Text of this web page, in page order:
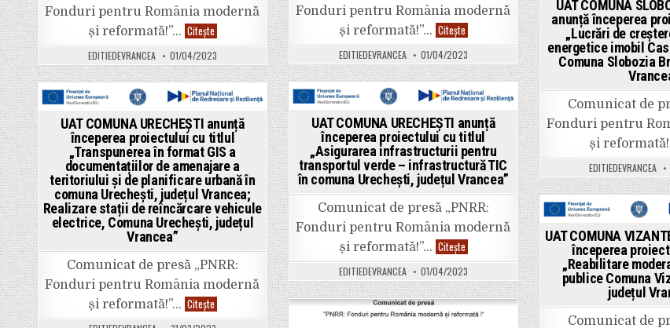
Vrancea”
Fonduri pentru România modernă
și reformată!”… CiteșteUAT
COMUNA
URECHEȘTI
anunță
începerea
proiectului
„Creșterea
eficienței
și
gestionarea
inteligență
a
energiei
în
Sediul
Primăriei
și
Căminul
Cultural
Comuna
județul
Vrancea”
EDITIEDEVRANCEA 01/04/2023
Fonduri pentru România modernă
și reformată!”… CiteșteUAT
COMUNA
BORDEȘTI
anunță
începerea
proiectului
„Lucrări
de
a
eficienței
energetice
a
Școlii
Înv.
Ghe.
Asanache
Bordești,
Comuna
Bordești,
județul
Vrancea”
EDITIEDEVRANCEA 01/04/2023
in
UAT COMUNA
anunță începerea
„Lucrări de
energetice imobil
Comuna Slobozia
Comunicat de
Fonduri pentru
și
EDITIEDEVRANCEA
in
UAT COMUNA URECHEȘTI anunță
începerea proiectului cu titlul
„Asigurarea infrastructurii pentru
transportul verde – infrastructură TIC
în comuna Urechești, județul Vrancea”
Comunicat de presă „PNRR:
Fonduri pentru România modernă
și reformată!”… CiteșteUAT
COMUNA
URECHEȘTI
anunță
începerea
proiectului
cu
titlul
EDITIEDEVRANCEA 01/04/2023
in
UAT COMUNA URECHEȘTI anunță
începerea proiectului cu titlul
„Transpunerea în format GIS a
documentațiilor de amenajare a
teritoriului și de planificare urbană în
comuna Urechești, județul Vrancea;
Realizare stații de reîncărcare vehicule
electrice, Comuna Urechești, județul
Vrancea”
Comunicat de presă „PNRR:
Fonduri pentru România modernă
și reformată!”… CiteșteUAT
COMUNA
URECHEȘTI
in
UAT COMUNA
începerea
„Reabilitare
publice Comuna
județul
Comunicat de